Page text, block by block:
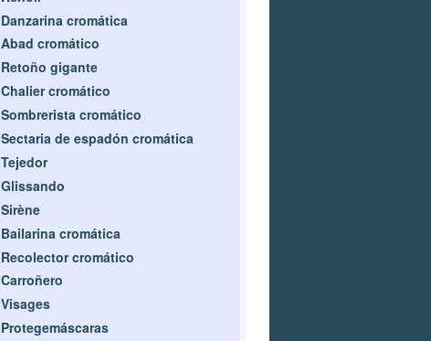
Danzarina cromática
Abad cromático
Retoño gigante
Chalier cromático
Sombrerista cromático
Sectaria de espadón cromática
Tejedor
Glissando
Sirène
Bailarina cromática
Recolector cromático
Carroñero
Visages
Protegemáscaras